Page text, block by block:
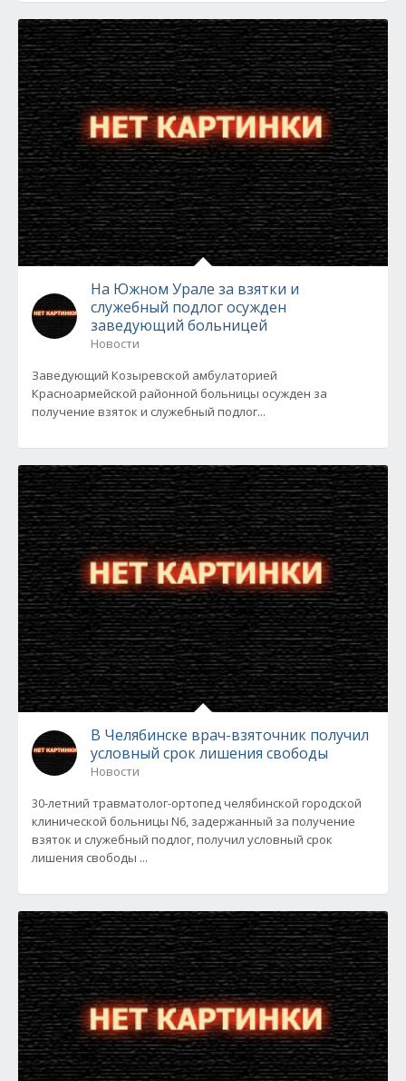
На Южном Урале за взятки и
служебный подлог осужден
заведующий больницей
Новости
Заведующий Козыревской амбулаторией
Красноармейской районной больницы осужден за
получение взяток и служебный подлог...
В Челябинске врач-взяточник получил
условный срок лишения свободы
Новости
30-летний травматолог-ортопед челябинской городской
клинической больницы N6, задержанный за получение
взяток и служебный подлог, получил условный срок
лишения свободы ...